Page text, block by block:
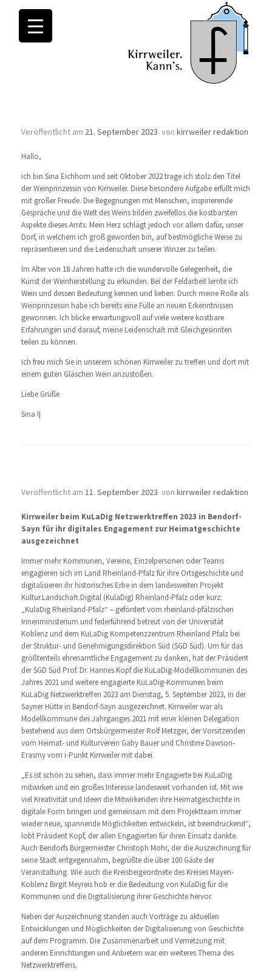
September 2023
Veröffentlicht am 21. September 2023 von kirrweiler redaktion
Hallo,
ich bin Sina Eichhorn und seit Oktober 2022 trage ich stolz den Titel
der Weinprinzessin von Kirrweiler. Diese besondere Aufgabe erfüllt mich
mit großer Freude. Die Begegnungen mit Menschen, inspirierende
Gespräche und die Welt des Weins bilden zweifellos die kostbarsten
Aspekte dieses Amts. Mein Herz schlägt jedoch vor allem dafür, unser
Dorf, in welchem ich groß geworden bin, auf bestmögliche Weise zu
repräsentieren und die Leidenschaft unserer Winzer zu teilen.
Im Alter von 18 Jahren hatte ich die wundervolle Gelegenheit, die
Kunst der Weinherstellung zu erkunden. Bei der Feldarbeit lernte ich
Wein und dessen Bedeutung kennen und lieben. Durch meine Rolle als
Weinprinzessin habe ich bereits eine Fülle an neuen Erkenntnissen
gewonnen. Ich blicke erwartungsvoll auf viele weitere kostbare
Erfahrungen und darauf, meine Leidenschaft mit Gleichgesinnten
teilen zu können.
Ich freu mich Sie in unserem schönen Kirrweiler zu treffen und dort mit
einem guten Gläschen Wein anzustoßen.
Liebe Grüße
Sina I|
Veröffentlicht am 11. September 2023 von kirrweiler redaktion
Kirrweiler beim KuLaDig Netzwerktreffen 2023 in Bendorf-
Sayn für ihr digitales Engagement zur Heimatgeschichte
ausgezeichnet
Immer mehr Kommunen, Vereine, Einzelpersonen oder Teams
engagieren sich im Land Rheinland-Pfalz für ihre Ortsgeschichte und
digitalisieren ihr historisches Erbe in dem landesweiten Projekt
Kultur.Landschaft.Digital (KulaDig) Rheinland-Pfalz oder kurz:
„KulaDig Rheinland-Pfalz“ – gefördert vom rheinland-pfälzischen
Innenministerium und federführend betreut von der Universität
Koblenz und dem KuLaDig Kompetenzzentrum Rheinland Pfalz bei
der Struktur- und Genehmigungsdirektion Süd (SGD Süd). Um für das
größtenteils ehrenamtliche Engagement zu danken, hat der Präsident
der SGD Süd Prof. Dr. Hannes Kopf die KuLaDig-Modellkommunen des
Jahres 2021 und weitere engagierte KuLaDig-Kommunen beim
KuLaDig Netzwerktreffen 2023 am Dienstag, 5. September 2023, in der
Sayner Hütte in Bendorf-Sayn ausgezeichnet. Kirrweiler war als
Modellkommune des Jahrganges 2021 mit einer kleinen Delegation
bestehend aus dem Ortsbürgermeister Rolf Metzger, der Vorsitzenden
vom Heimat- und Kulturverein Gaby Bauer und Christine Dawson-
Erasmy vom i-Punkt Kirrweiler mit dabei.
„Es ist schön zu sehen, dass immer mehr Engagierte bei KuLaDig
mitwirken und ein großes Interesse landesweit vorhanden ist. Mit wie
viel Kreativität und Ideen die Mitwirkenden ihre Heimatgeschichte in
digitale Form bringen und gemeinsam mit dem Projektteam immer
wieder neue, spannende Möglichkeiten entwickeln, ist beeindruckend“,
lobt Präsident Kopf, der allen Engagierten für ihren Einsatz dankte.
Auch Bendorfs Bürgermeister Christoph Mohr, der die Auszeichnung für
seine Stadt entgegennahm, begrüßte die über 100 Gäste der
Veranstaltung. Wie auch die Kreisbeigeordnete des Kreises Mayen-
Koblenz Birgit Meyreis hob er die Bedeutung von KulaDig für die
Kommunen und die Digitalisierung ihrer Geschichte hervor.
Neben der Auszeichnung standen auch Vorträge zu aktuellen
Entwicklungen und Möglichkeiten der Digitalisierung von Geschichte
auf dem Programm. Die Zusammenarbeit und Vernetzung mit
anderen Einrichtungen und Anbietern war ein weiteres Thema des
Netzwerktreffens.